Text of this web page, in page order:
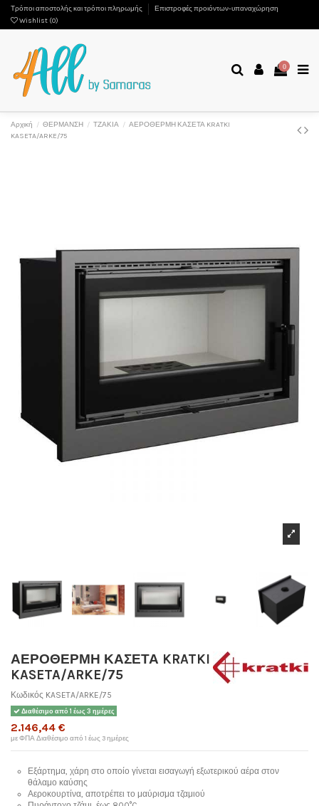
Τρόποι αποστολής και τρόποι πληρωμής
Επιστροφές προιόντων-υπαναχώρηση
Wishlist (0)
0
Αρχική ΘΕΡΜΑΝΣΗ ΤΖΑΚΙΑ
ΑΕΡΟΘΕΡΜΗ ΚΑΣΕΤΑ KRATKI
KASETA/ARKE/75
ΑΕΡΟΘΕΡΜΗ ΚΑΣΕΤΑ KRATKI
KASETA/ARKE/75
Κωδικός KASETA/ARKE/75
Διαθέσιμο από 1 έως 3 ημέρες
2.146,44 €
με ΦΠΑΔιαθέσιμο από 1 έως 3 ημέρες
Εξάρτημα, χάρη στο οποίο γίνεται εισαγωγή εξωτερικού αέρα στον
θάλαμο καύσης
Αεροκουρτίνα, αποτρέπει το μαύρισμα τζαμιού